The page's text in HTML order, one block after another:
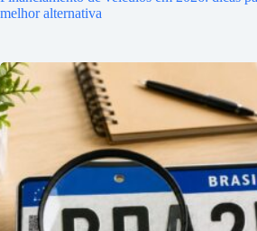
melhor alternativa